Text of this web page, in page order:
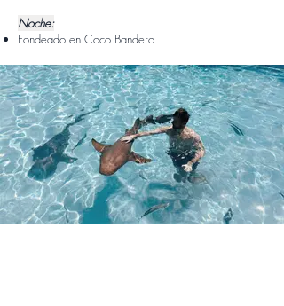
Noche:
Fondeado en Coco Bandero